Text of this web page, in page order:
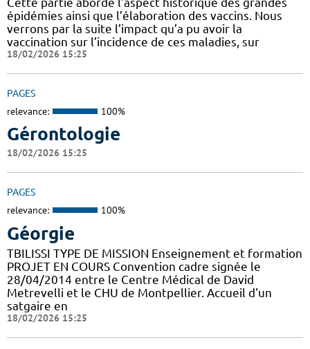
épidémies ainsi que l’élaboration des vaccins. Nous
verrons par la suite l’impact qu’a pu avoir la
vaccination sur l’incidence de ces maladies, sur
18/02/2026 15:25
PAGES
relevance: 100%
Gérontologie
18/02/2026 15:25
PAGES
relevance: 100%
Géorgie
TBILISSI TYPE DE MISSION Enseignement et formation
PROJET EN COURS Convention cadre signée le
28/04/2014 entre le Centre Médical de David
Metrevelli et le CHU de Montpellier. Accueil d'un
satgaire en
18/02/2026 15:25